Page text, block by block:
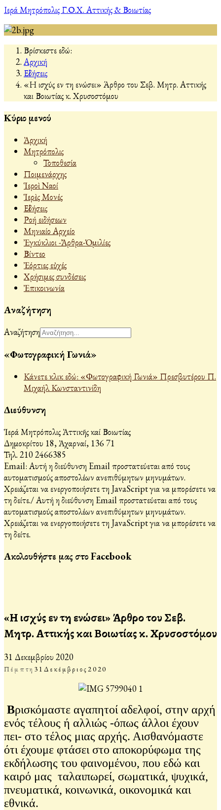
Ιερά Μητρόπολις Γ.Ο.Χ. Αττικής & Βοιωτίας
Βρίσκεστε εδώ:
Αρχική
Εἰδήσεις
«Η ισχύς εν τη ενώσει» Άρθρο του Σεβ. Μητρ. Αττικής
και Βοιωτίας κ. Χρυσοστόμου
Κύριο μενού
Ἀρχική
Μητρόπολις
Τοποθεσία
Ποιμενάρχης
Ἱεροὶ Ναοί
Ἱερὲς Μονές
Εἰδήσεις
Ροή ειδήσεων
Μηνιαίο Αρχείο
Ἐγκύκλιοι -Ἄρθρα-Ὁμιλίες
Βίντεο
Ἐόρτιες εὐχές
Χρήσιμες συνδέσεις
Ἐπικοινωνία
Αναζήτηση
Αναζήτηση
«Φωτογραφική Γωνιά»
Κάνετε κλικ εδώ: «Φωτογραφική Γωνιά» Πρεσβυτέρου Π.
Μιχαήλ Κωνσταντινίδη
Διεύθυνση
Ἱερά Μητρόπολις Ἀττικῆς καί Βοιωτίας
Δημοκρίτου 18, Ἀχαρναί, 136 71
Τηλ. 210 2466385
Email: Αυτή η διεύθυνση Email προστατεύεται από τους
αυτοματισμούς αποστολέων ανεπιθύμητων μηνυμάτων.
Χρειάζεται να ενεργοποιήσετε τη JavaScript για να μπορέσετε να
τη δείτε./Αυτή η διεύθυνση Email προστατεύεται από τους
αυτοματισμούς αποστολέων ανεπιθύμητων μηνυμάτων.
Χρειάζεται να ενεργοποιήσετε τη JavaScript για να μπορέσετε να
τη δείτε.
Ακολουθήστε μας στο Facebook
«Η ισχύς εν τη ενώσει» Άρθρο του Σεβ.
Μητρ. Αττικής και Βοιωτίας κ. Χρυσοστόμου
31 Δεκεμβρίου 2020
Πέμπτη 31Δεκέμβριος2020
Βρισκόμαστε αγαπητοί αδελφοί, στην αρχή
ενός τέλους ή αλλιώς -όπως άλλοι έχουν
πει- στο τέλος μιας αρχής. Αισθανόμαστε
ότι έχουμε φτάσει στο αποκορύφωμα της
εκδήλωσης του φαινομένου, που εδώ και
καιρό μας ταλαιπωρεί, σωματικά, ψυχικά,
πνευματικά, κοινωνικά, οικονομικά και
εθνικά.